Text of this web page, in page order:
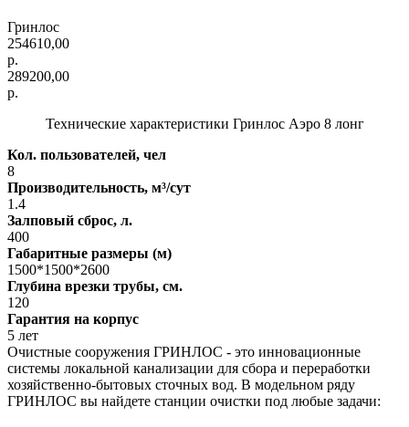
Гринлос
254610,00
р.
289200,00
р.
Технические характеристики Гринлос Аэро 8 лонг
Кол. пользователей, чел
8
Производительность, м³/сут
1.4
Залповый сброс, л.
400
Габаритные размеры (м)
1500*1500*2600
Глубина врезки трубы, см.
120
Гарантия на корпус
5 лет
Очистные сооружения ГРИНЛОС - это инновационные
системы локальной канализации для сбора и переработки
хозяйственно-бытовых сточных вод. В модельном ряду
ГРИНЛОС вы найдете станции очистки под любые задачи: